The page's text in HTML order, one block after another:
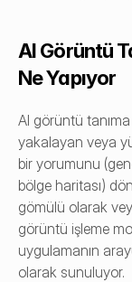
AI Görüntü
Ne Yapıyor
AI görüntü
yakalayan veya
bir yorumunu
bölge haritası)
gömülü olarak
görüntü işleme
uygulamanın
olarak sunuluyor.